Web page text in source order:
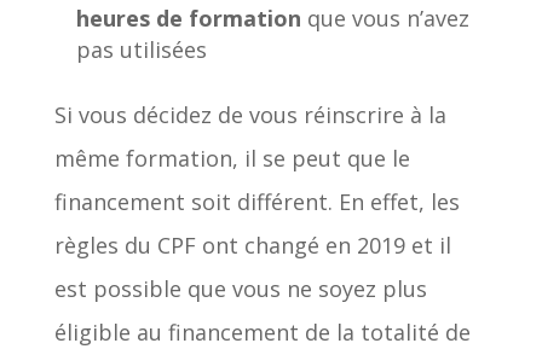
heures de formation que vous n’avez
pas utilisées
Si vous décidez de vous réinscrire à la
même formation, il se peut que le
financement soit différent. En effet, les
règles du CPF ont changé en 2019 et il
est possible que vous ne soyez plus
éligible au financement de la totalité de